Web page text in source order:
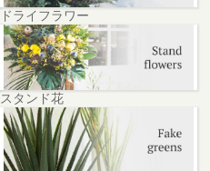
ドライフラワー
スタンド花